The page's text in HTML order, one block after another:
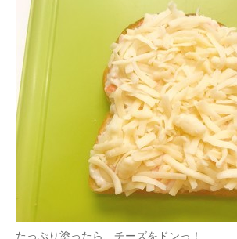
たっぷり塗ったら、チーズをドンっ！